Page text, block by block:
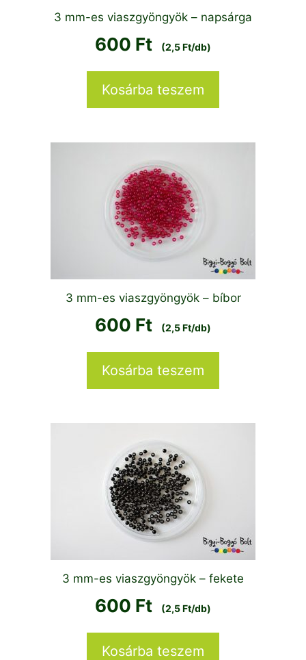
3 mm-es viaszgyöngyök – napsárga
600 Ft (2,5 Ft/db)
Kosárba teszem
3 mm-es viaszgyöngyök – bíbor
600 Ft (2,5 Ft/db)
Kosárba teszem
3 mm-es viaszgyöngyök – fekete
600 Ft (2,5 Ft/db)
Kosárba teszem